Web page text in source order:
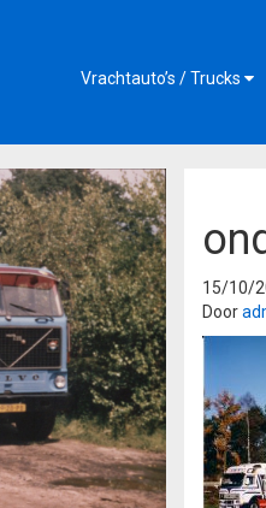
Vrachtauto’s / Trucks
15/10/
Door